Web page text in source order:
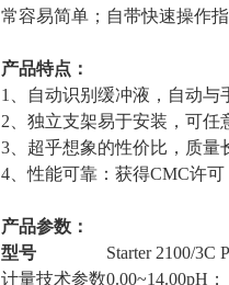
常容易简单；自带快速操作
产品特点：
1、自动识别缓冲液，自动与
2、独立支架易于安装，可任
3、超乎想象的性价比，质量
4、性能可靠：获得CMC许可
产品参数：
型号
Starter 2100/3C
计量技术参数0.00~14.00pH